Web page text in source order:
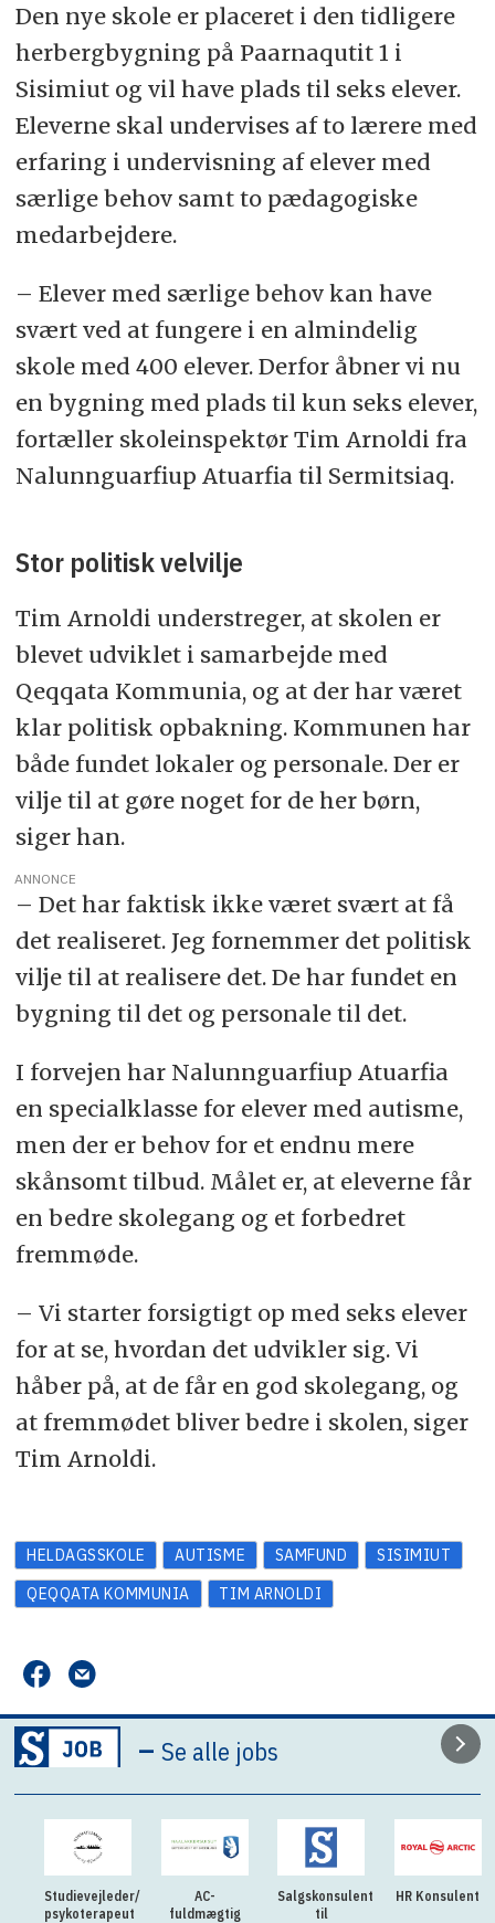
Den nye skole er placeret i den tidligere
herbergbygning på Paarnaqutit 1 i
Sisimiut og vil have plads til seks elever.
Eleverne skal undervises af to lærere med
erfaring i undervisning af elever med
særlige behov samt to pædagogiske
medarbejdere.
– Elever med særlige behov kan have
svært ved at fungere i en almindelig
skole med 400 elever. Derfor åbner vi nu
en bygning med plads til kun seks elever,
fortæller skoleinspektør Tim Arnoldi fra
Nalunnguarfiup Atuarfia til Sermitsiaq.
Stor politisk velvilje
Tim Arnoldi understreger, at skolen er
blevet udviklet i samarbejde med
Qeqqata Kommunia, og at der har været
klar politisk opbakning. Kommunen har
både fundet lokaler og personale. Der er
vilje til at gøre noget for de her børn,
siger han.
ANNONCE
– Det har faktisk ikke været svært at få
det realiseret. Jeg fornemmer det politisk
vilje til at realisere det. De har fundet en
bygning til det og personale til det.
I forvejen har Nalunnguarfiup Atuarfia
en specialklasse for elever med autisme,
men der er behov for et endnu mere
skånsomt tilbud. Målet er, at eleverne får
en bedre skolegang og et forbedret
fremmøde.
– Vi starter forsigtigt op med seks elever
for at se, hvordan det udvikler sig. Vi
håber på, at de får en god skolegang, og
at fremmødet bliver bedre i skolen, siger
Tim Arnoldi.
HELDAGSSKOLE AUTISME SAMFUND
SISIMIUT
QEQQATA KOMMUNIA
TIM ARNOLDI
–Se alle jobs
Studievejleder/
psykoterapeut
AC-
fuldmægtig
Salgskonsulent
til
HR Konsulent